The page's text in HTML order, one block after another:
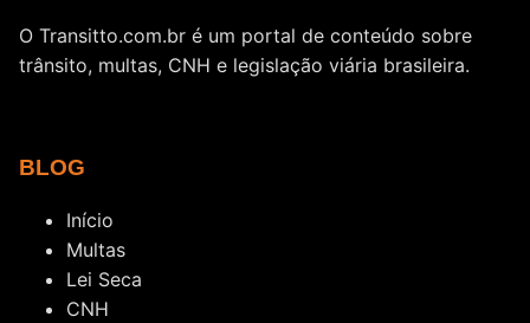
O Transitto.com.br é um portal de conteúdo sobre
trânsito, multas, CNH e legislação viária brasileira.
BLOG
Início
Multas
Lei Seca
CNH